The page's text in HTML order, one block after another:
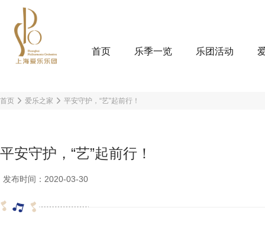
首页 乐季一览 乐团活动
首页 爱乐之家 平安守护，“艺”起前行！
平安守护，“艺”起前行！
发布时间：2020-03-30